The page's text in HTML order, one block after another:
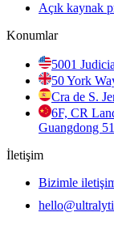
Açık kaynak
Konumlar
5001
50 York
Cra de S.
6F, CR
Guangdong
İletişim
Bizimle